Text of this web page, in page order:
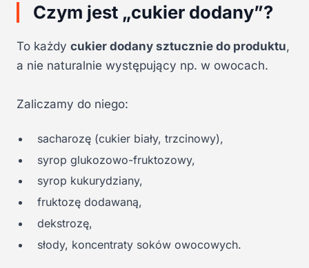
Czym jest „cukier dodany”?
To każdy cukier dodany sztucznie do produktu,
a nie naturalnie występujący np. w owocach.
Zaliczamy do niego:
sacharozę (cukier biały, trzcinowy),
syrop glukozowo-fruktozowy,
syrop kukurydziany,
fruktozę dodawaną,
dekstrozę,
słody, koncentraty soków owocowych.